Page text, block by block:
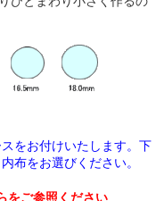
をお付けいたします。下
布をお選びください。
をご参照ください